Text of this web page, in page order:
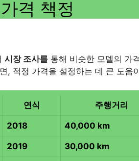
격 책정
시장 조사를 통해 비슷한 모델의 가
, 적정 가격을 설정하는 데 큰 도움
연식 주행거리
2018 40,000 km
2019 30,000 km